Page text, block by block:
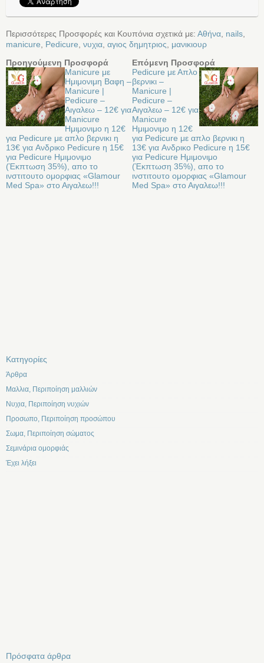
Περισσότερες Προσφορές και Κουπόνια σχετικά με: Αθήνα nails
manicure
Pedicure νυχια αγιος δημητριος
μανικιουρ
Προηγούμενη Προσφορά
Manicure με
Ημιμονιμη Βαφη –
Manicure |
Pedicure –
Αιγαλεω – 12€ για
Manicure
Ημιμονιμο η 12€
για Pedicure με απλο βερνικι η
13€ για Aνδρικο Pedicure η 15€
για Pedicure Ημιμονιμο
(Έκπτωση 35%), απο το
ινστιτουτο ομορφιας «Glamour
Med Spa» στο Αιγαλεω!!!
Επόμενη Προσφορά
Pedicure με Απλο
βερνικι –
Manicure |
Pedicure –
Αιγαλεω – 12€ για
Manicure
Ημιμονιμο η 12€
για Pedicure με απλο βερνικι η
13€ για Aνδρικο Pedicure η 15€
για Pedicure Ημιμονιμο
(Έκπτωση 35%), απο το
ινστιτουτο ομορφιας «Glamour
Med Spa» στο Αιγαλεω!!!
Kατηγορίες
Άρθρα
Μαλλια, Περιποίηση μαλλιών
Νυχια, Περιποίηση νυχιών
Προσωπο, Περιποίηση προσώπου
Σωμα, Περιποίηση σώματος
Σεμινάρια ομορφιάς
Έχει λήξει
Πρόσφατα άρθρα